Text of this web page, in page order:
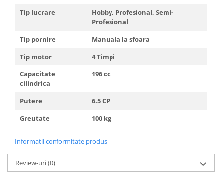
Tip lucrare
Hobby, Profesional, Semi-
Profesional
Tip pornire
Manuala la sfoara
Tip motor
4 Timpi
Capacitate
cilindrica
196 cc
Putere
6.5 CP
Greutate
100 kg
Informatii conformitate produs
Review-uri(0)